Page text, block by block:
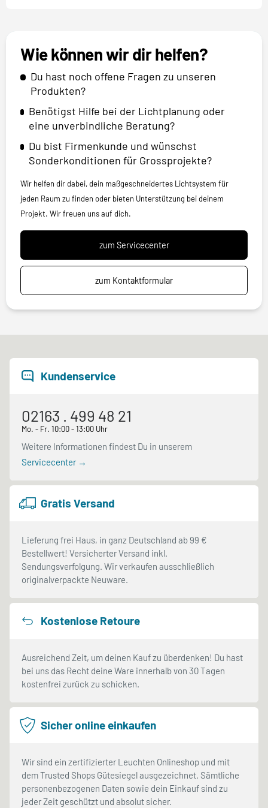
Wie können wir dir helfen?
Du hast noch offene Fragen zu unseren
Produkten?
Benötigst Hilfe bei der Lichtplanung oder
eine unverbindliche Beratung?
Du bist Firmenkunde und wünschst
Sonderkonditionen für Grossprojekte?
Wir helfen dir dabei, dein maßgeschneidertes Lichtsystem für
jeden Raum zu finden oder bieten Unterstützung bei deinem
Projekt. Wir freuen uns auf dich.
zum Servicecenter
zum Kontaktformular
Kundenservice
02163 . 499 48 21
Mo. - Fr. 10:00 - 13:00 Uhr
Weitere Informationen findest Du in unserem
Servicecenter →
Gratis Versand
Lieferung frei Haus, in ganz Deutschland ab 99 €
Bestellwert! Versicherter Versand inkl.
Sendungsverfolgung. Wir verkaufen ausschließlich
originalverpackte Neuware.
Kostenlose Retoure
Ausreichend Zeit, um deinen Kauf zu überdenken! Du hast
bei uns das Recht deine Ware innerhalb von 30 Tagen
kostenfrei zurück zu schicken.
Sicher online einkaufen
Wir sind ein zertifizierter Leuchten Onlineshop und mit
dem Trusted Shops Gütesiegel ausgezeichnet. Sämtliche
personenbezogenen Daten sowie dein Einkauf sind zu
jeder Zeit geschützt und absolut sicher.